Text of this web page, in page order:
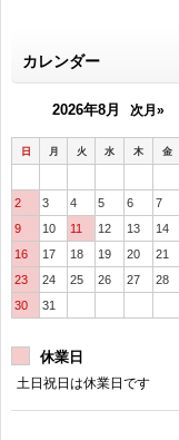
カレンダー
2026年8月 次月»
日 月 火 水 木 金
2
3 4 5 6 7
9
10 11 12 13 14
16
17 18 19 20 21
23
24 25 26 27 28
30
31
休業日
土日祝日は休業日です